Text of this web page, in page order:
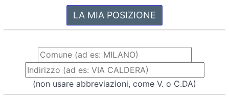
(non usare abbreviazioni, come V. o C.DA)